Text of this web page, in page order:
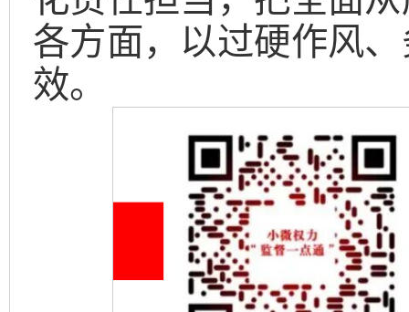
各方面，以过硬作风
效。